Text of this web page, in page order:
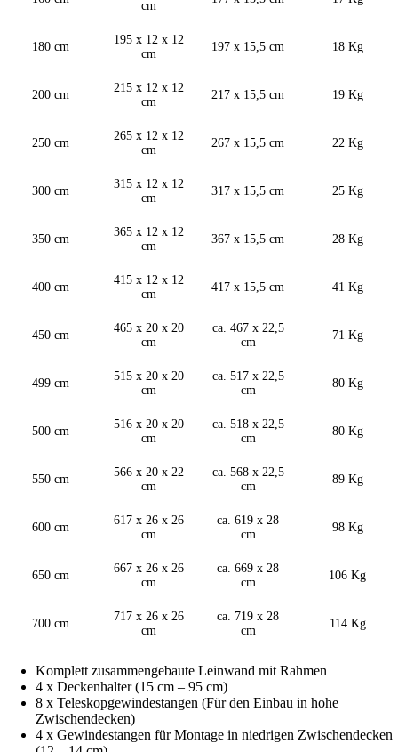
cm
180 cm
195 x 12 x 12
cm
197 x 15,5 cm 18 Kg
200 cm
215 x 12 x 12
cm
217 x 15,5 cm 19 Kg
250 cm
265 x 12 x 12
cm
267 x 15,5 cm 22 Kg
300 cm
315 x 12 x 12
cm
317 x 15,5 cm 25 Kg
350 cm
365 x 12 x 12
cm
367 x 15,5 cm 28 Kg
400 cm
415 x 12 x 12
cm
417 x 15,5 cm 41 Kg
450 cm
465 x 20 x 20
cm
ca. 467 x 22,5
cm
71 Kg
499 cm
515 x 20 x 20
cm
ca. 517 x 22,5
cm
80 Kg
500 cm
516 x 20 x 20
cm
ca. 518 x 22,5
cm
80 Kg
550 cm
566 x 20 x 22
cm
ca. 568 x 22,5
cm
89 Kg
600 cm
617 x 26 x 26
cm
ca. 619 x 28
cm
98 Kg
650 cm
667 x 26 x 26
cm
ca. 669 x 28
cm
106 Kg
700 cm
717 x 26 x 26
cm
ca. 719 x 28
cm
114 Kg
Komplett zusammengebaute Leinwand mit Rahmen
4 x Deckenhalter (15 cm – 95 cm)
8 x Teleskopgewindestangen (Für den Einbau in hohe
Zwischendecken)
4 x Gewindestangen für Montage in niedrigen Zwischendecken